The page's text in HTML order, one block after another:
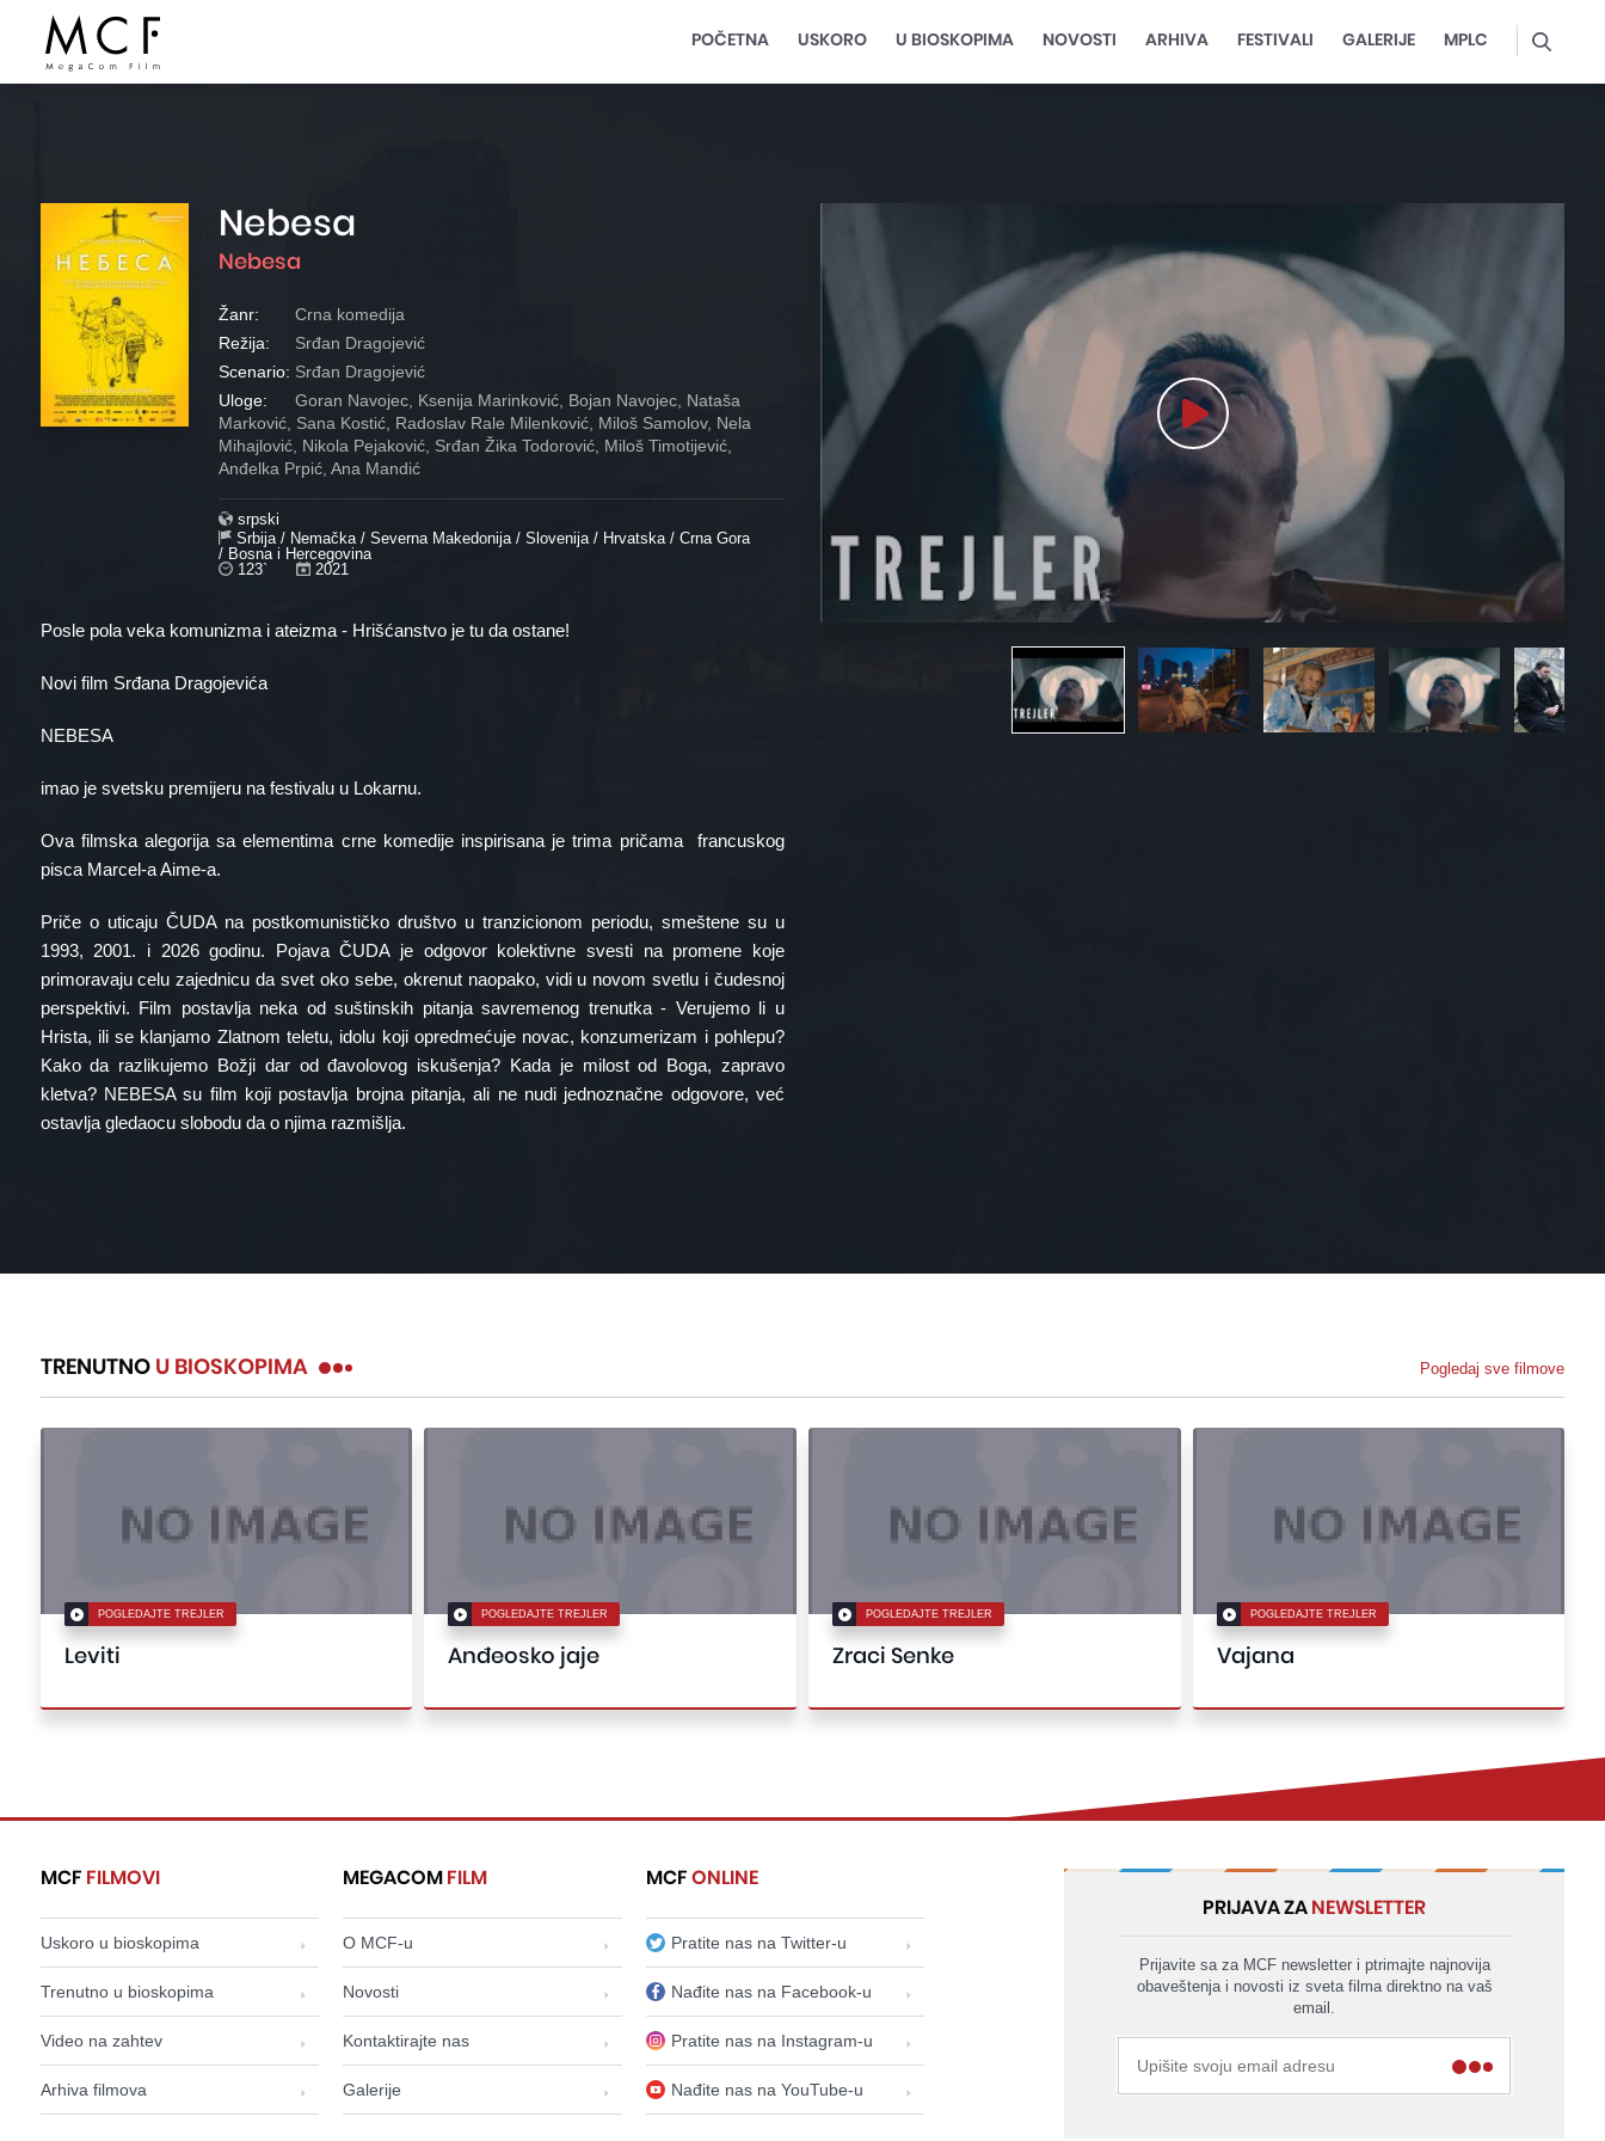
POČETNA USKORO U BIOSKOPIMA NOVOSTI ARHIVA FESTIVALI GALERIJE MPLC
Nebesa
Nebesa
Žanr:
Crna komedija
Režija:
Srđan Dragojević
Scenario: Srđan Dragojević
Uloge:
Goran Navojec, Ksenija Marinković, Bojan Navojec, Nataša
Marković, Sana Kostić, Radoslav Rale Milenković, Miloš Samolov, Nela
Mihajlović, Nikola Pejaković, Srđan Žika Todorović, Miloš Timotijević,
Anđelka Prpić, Ana Mandić
srpski
Srbija / Nemačka / Severna Makedonija / Slovenija / Hrvatska / Crna Gora
/ Bosna i Hercegovina
123`
2021
Posle pola veka komunizma i ateizma - Hrišćanstvo je tu da ostane!
Novi film Srđana Dragojevića
NEBESA
imao je svetsku premijeru na festivalu u Lokarnu.
Ova filmska alegorija sa elementima crne komedije inspirisana je trima pričama francuskog
pisca Marcel-a Aime-a.
Priče o uticaju ČUDA na postkomunističko društvo u tranzicionom periodu, smeštene su u
1993, 2001. i 2026 godinu. Pojava ČUDA je odgovor kolektivne svesti na promene koje
primoravaju celu zajednicu da svet oko sebe, okrenut naopako, vidi u novom svetlu i čudesnoj
perspektivi. Film postavlja neka od suštinskih pitanja savremenog trenutka - Verujemo li u
Hrista, ili se klanjamo Zlatnom teletu, idolu koji opredmećuje novac, konzumerizam i pohlepu?
Kako da razlikujemo Božji dar od đavolovog iskušenja? Kada je milost od Boga, zapravo
kletva? NEBESA su film koji postavlja brojna pitanja, ali ne nudi jednoznačne odgovore, već
ostavlja gledaocu slobodu da o njima razmišlja.
TRENUTNO U BIOSKOPIMA Pogledaj sve filmove
POGLEDAJTE TREJLER
Leviti
POGLEDAJTE TREJLER
Anđeosko jaje
POGLEDAJTE TREJLER
Zraci Senke
POGLEDAJTE TREJLER
Vajana
MCF FILMOVI
Uskoro u bioskopima
Trenutno u bioskopima
Video na zahtev
Arhiva filmova
MEGACOM FILM
O MCF-u
Novosti
Kontaktirajte nas
Galerije
MCF ONLINE
Pratite nas na Twitter-u
Nađite nas na Facebook-u
Pratite nas na Instagram-u
Nađite nas na YouTube-u
PRIJAVA ZA NEWSLETTER
Prijavite sa za MCF newsletter i ptrimajte najnovija
obaveštenja i novosti iz sveta filma direktno na vaš
email.